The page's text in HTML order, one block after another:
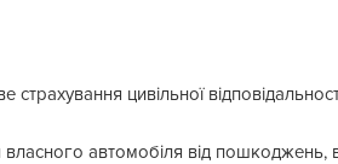
цивільної
автомобіля від пошкоджень,